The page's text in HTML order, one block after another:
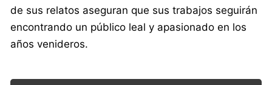
de sus relatos aseguran que sus trabajos seguirán
encontrando un público leal y apasionado en los
años venideros.